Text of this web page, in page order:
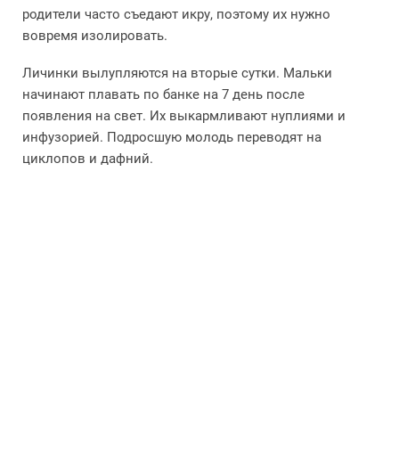
родители часто съедают икру, поэтому их нужно
вовремя изолировать.
Личинки вылупляются на вторые сутки. Мальки
начинают плавать по банке на 7 день после
появления на свет. Их выкармливают нуплиями и
инфузорией. Подросшую молодь переводят на
циклопов и дафний.